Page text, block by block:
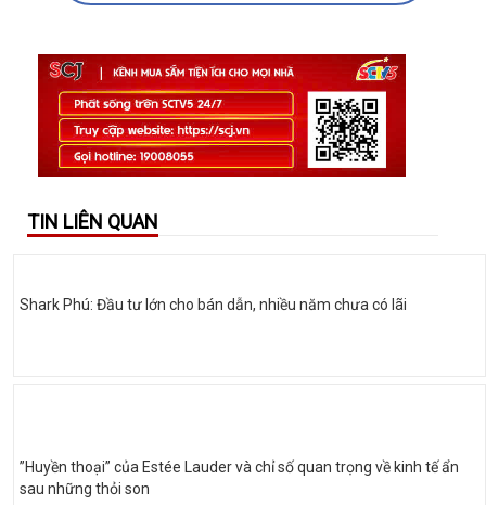
TIN LIÊN QUAN
Shark Phú: Đầu tư lớn cho bán dẫn, nhiều năm chưa có lãi
”Huyền thoại” của Estée Lauder và chỉ số quan trọng về kinh tế ẩn
sau những thỏi son